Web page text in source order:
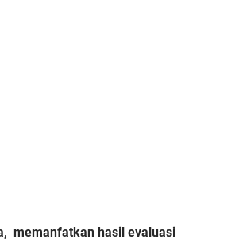
memanfatkan hasil evaluasi